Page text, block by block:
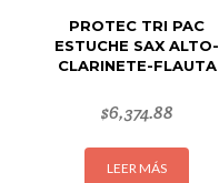
PROTEC TRI PAC
ESTUCHE SAX ALTO-
CLARINETE-FLAUTA
$6,374.88
LEER MÁS